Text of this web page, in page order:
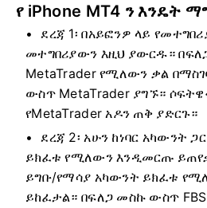
የ iPhone MT4 ን እንዴት
ደረጃ 1፡ በአይፎንዎ ላይ
መተግበሪያውን እዚህ ያውርዱ።
MetaTrader የሚለውን ቃል
ውስጥ MetaTrader ያግኙ።
የMetaTrader አዶን ጠቅ ያድርጉ።
ደረጃ 2፡ አሁን ከነባር አካውንት
ይክፈቱ የሚለውን እንዲመርጡ
ይግቡ/የማሳያ አካውንት ይክፈቱ
ይከፈታል። በፍለጋ መስኩ ውስጥ